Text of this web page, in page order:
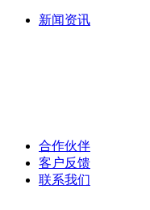
新闻资讯
合作伙伴
客户反馈
联系我们